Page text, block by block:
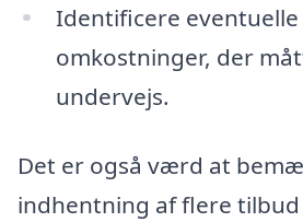
Identificere eventuelle
omkostninger, der
undervejs.
Det er også værd at
indhentning af flere